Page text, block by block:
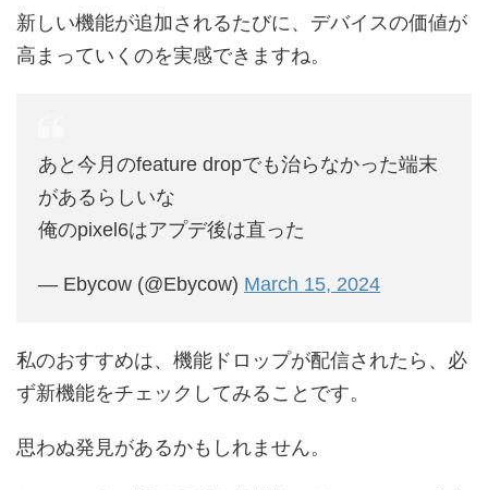
新しい機能が追加されるたびに、デバイスの価値が
高まっていくのを実感できますね。
あと今月のfeature dropでも治らなかった端末
があるらしいな
俺のpixel6はアプデ後は直った
— Ebycow (@Ebycow) March 15, 2024
私のおすすめは、機能ドロップが配信されたら、必
ず新機能をチェックしてみることです。
思わぬ発見があるかもしれません。